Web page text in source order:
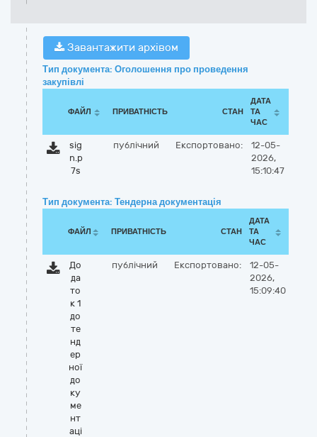
Завантажити архівом
Тип документа: Оголошення про проведення
закупівлі
ФАЙЛ ПРИВАТНІСТЬ СТАН
ДАТА
ТА
ЧАС
sig
n.p
7s
публічний Експортовано:
12-05-
2026,
15:10:47
Тип документа: Тендерна документація
ФАЙЛ ПРИВАТНІСТЬ СТАН
ДАТА
ТА
ЧАС
До
да
то
к 1
до
те
нд
ер
ної
до
ку
ме
нт
аці
публічний Експортовано:
12-05-
2026,
15:09:40